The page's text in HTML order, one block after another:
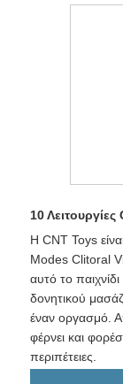
10
Η CNT Toys
Modes Clitoral
αυτό το
δονητικού
έναν οργασμό.
φέρνει και
περιπέτειες.